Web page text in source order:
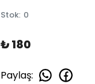
Stok: 0
₺ 180
Paylaş: